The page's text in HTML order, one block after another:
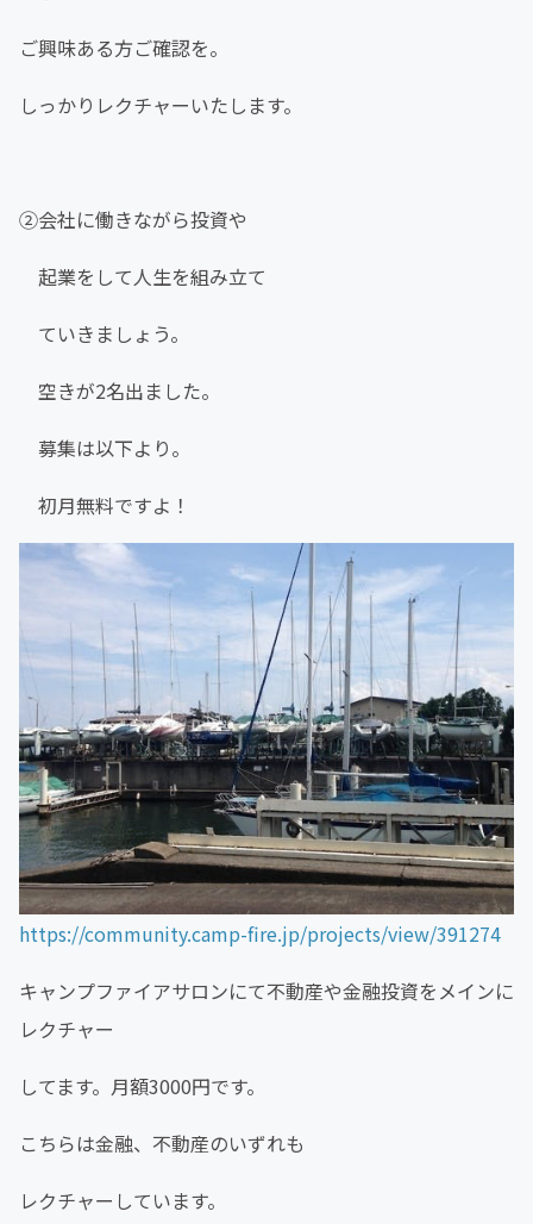
ご興味ある方ご確認を。
しっかりレクチャーいたします。
②会社に働きながら投資や
起業をして人生を組み立て
ていきましょう。
空きが2名出ました。
募集は以下より。
初月無料ですよ！
https://community.camp-fire.jp/projects/view/391274
キャンプファイアサロンにて不動産や金融投資をメインに
レクチャー
してます。月額3000円です。
こちらは金融、不動産のいずれも
レクチャーしています。